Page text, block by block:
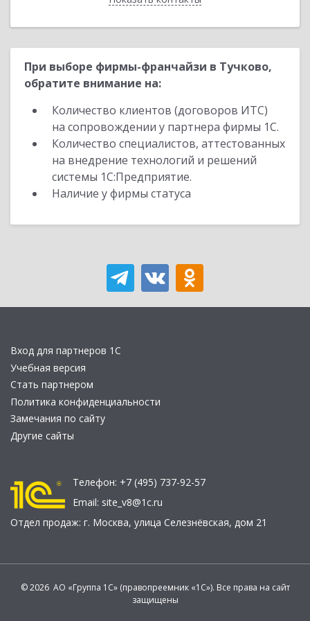
При выборе фирмы-франчайзи в Тучково,
обратите внимание на:
Количество клиентов (договоров ИТС)
на сопровождении у партнера фирмы 1С.
Количество специалистов, аттестованных
на внедрение технологий и решений
системы 1С:Предприятие.
Наличие у фирмы статуса
Вход для партнеров 1С
Учебная версия
Стать партнером
Политика конфиденциальности
Замечания по сайту
Другие сайты
Телефон: +7 (495) 737-92-57
Email: site_v8@1c.ru
Отдел продаж: г. Москва, улица Селезнёвская, дом 21
© 2026 АО «Группа 1С» (правопреемник «1С»). Все права на сайт
защищены